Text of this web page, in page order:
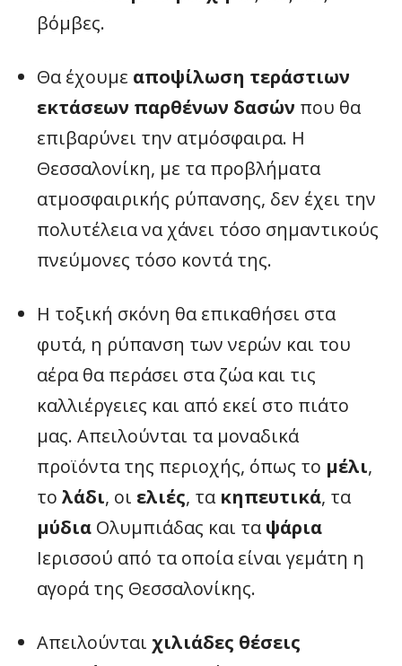
βόμβες.
Θα έχουμε αποψίλωση τεράστιων
εκτάσεων παρθένων δασών που θα
επιβαρύνει την ατμόσφαιρα. Η
Θεσσαλονίκη, με τα προβλήματα
ατμοσφαιρικής ρύπανσης, δεν έχει την
πολυτέλεια να χάνει τόσο σημαντικούς
πνεύμονες τόσο κοντά της.
Η τοξική σκόνη θα επικαθήσει στα
φυτά, η ρύπανση των νερών και του
αέρα θα περάσει στα ζώα και τις
καλλιέργειες και από εκεί στο πιάτο
μας. Απειλούνται τα μοναδικά
προϊόντα της περιοχής, όπως το μέλι,
το λάδι, οι ελιές, τα κηπευτικά, τα
μύδια Ολυμπιάδας και ταψάρια
Ιερισσού από τα οποία είναι γεμάτη η
αγορά της Θεσσαλονίκης.
Απειλούνται χιλιάδες θέσεις